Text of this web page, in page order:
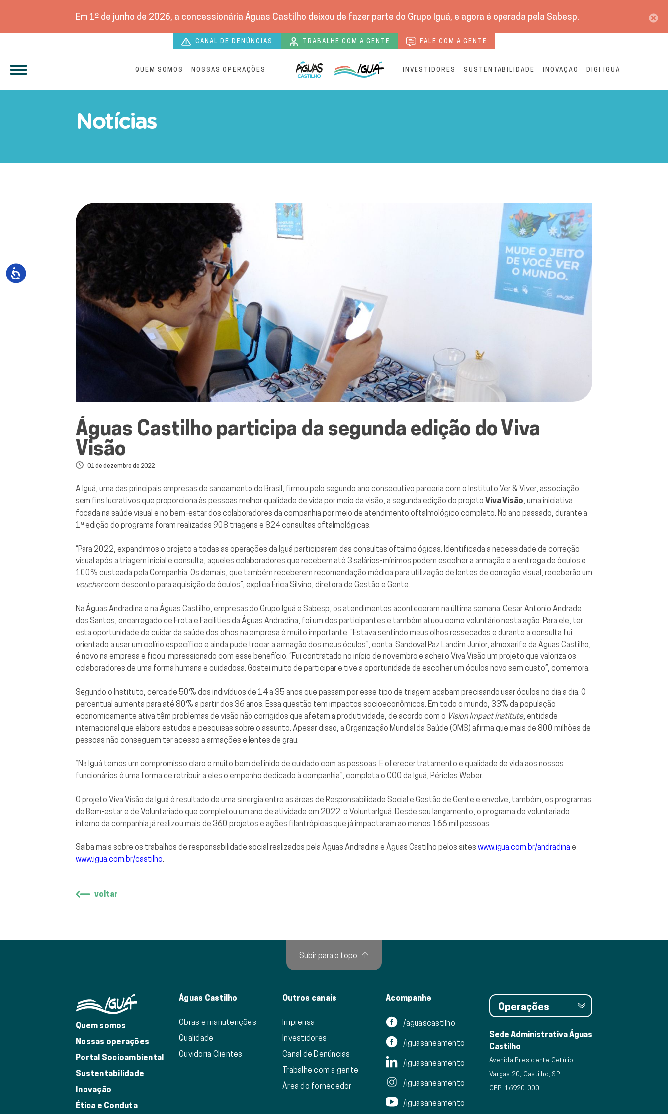
Em 1º de junho de 2026, a concessionária Águas Castilho deixou de fazer parte do Grupo Iguá, e agora é operada pela Sabesp.
CANAL DE DENÚNCIAS TRABALHE COM A GENTE FALE COM A GENTE
QUEM SOMOS NOSSAS OPERAÇÕES INVESTIDORES SUSTENTABILIDADE INOVAÇÃO DIGI IGUÁ
Águas Castilho participa da segunda edição do Viva Visão |
Notícias
Águas Castilho participa da segunda edição do Viva
Visão
01 de dezembro de 2022
A Iguá, uma das principais empresas de saneamento do Brasil, firmou pelo segundo ano consecutivo parceria com o Instituto Ver & Viver, associação
sem fins lucrativos que proporciona às pessoas melhor qualidade de vida por meio da visão, a segunda edição do projeto Viva Visão , uma iniciativa
focada na saúde visual e no bem-estar dos colaboradores da companhia por meio de atendimento oftalmológico completo. No ano passado, durante a
1ª edição do programa foram realizadas 908 triagens e 824 consultas oftalmológicas.
“Para 2022, expandimos o projeto a todas as operações da Iguá participarem das consultas oftalmológicas. Identificada a necessidade de correção
visual após a triagem inicial e consulta, aqueles colaboradores que recebem até 3 salários-mínimos podem escolher a armação e a entrega de óculos é
100% custeada pela Companhia. Os demais, que também receberem recomendação médica para utilização de lentes de correção visual, receberão um
vouchercom desconto para aquisição de óculos”, explica Érica Silvino, diretora de Gestão e Gente.
Na Águas Andradina e na Águas Castilho, empresas do Grupo Iguá e Sabesp , os atendimentos aconteceram na última semana. Cesar Antonio Andrade
dos Santos, encarregado de Frota e Facilities da Águas Andradina, foi um dos participantes e também atuou como voluntário nesta ação. Para ele, ter
esta oportunidade de cuidar da saúde dos olhos na empresa é muito importante. “Estava sentindo meus olhos ressecados e durante a consulta fui
orientado a usar um colírio específico e ainda pude trocar a armação dos meus óculos”, conta. Sandoval Paz Landim Junior, almoxarife da Águas Castilho,
é novo na empresa e ficou impressionado com esse benefício. “Fui contratado no início de novembro e achei o Viva Visão um projeto que valoriza os
colaboradores de uma forma humana e cuidadosa. Gostei muito de participar e tive a oportunidade de escolher um óculos novo sem custo”, comemora.
Segundo o Instituto, cerca de 50% dos indivíduos de 14 a 35 anos que passam por esse tipo de triagem acabam precisando usar óculos no dia a dia. O
percentual aumenta para até 80% a partir dos 36 anos. Essa questão tem impactos socioeconômicos. Em todo o mundo, 33% da população
economicamente ativa têm problemas de visão não corrigidos que afetam a produtividade, de acordo com o Vision Impact Institute, entidade
internacional que elabora estudos e pesquisas sobre o assunto. Apesar disso, a Organização Mundial da Saúde (OMS) afirma que mais de 800 milhões de
pessoas não conseguem ter acesso a armações e lentes de grau.
“Na Iguá temos um compromisso claro e muito bem definido de cuidado com as pessoas. E oferecer tratamento e qualidade de vida aos nossos
funcionários é uma forma de retribuir a eles o empenho dedicado à companhia”, completa o COO da Iguá, Péricles Weber.
O projeto Viva Visão da Iguá é resultado de uma sinergia entre as áreas de Responsabilidade Social e Gestão de Gente e envolve, também, os programas
de Bem-estar e de Voluntariado que completou um ano de atividade em 2022: o VoluntarIguá. Desde seu lançamento, o programa de voluntariado
interno da companhia já realizou mais de 360 projetos e ações filantrópicas que já impactaram ao menos 166 mil pessoas.
Saiba mais sobre os trabalhos de responsabilidade social realizados pela Águas Andradina e Águas Castilho pelos sites www.igua.com.br/andradina e
www.igua.com.br/castilho
voltar
Quem somos
Nossas operações
Portal Socioambiental
Sustentabilidade
Inovação
Ética e Conduta
Águas Castilho
Obras e manutenções
Qualidade
Ouvidoria Clientes
Outros canais
Imprensa
Investidores
Canal de Denúncias
Trabalhe com a gente
Área do fornecedor
Acompanhe
/aguascastilho
/iguasaneamento
/iguasaneamento
/iguasaneamento
/iguasaneamento
Operações
Sede Administrativa Águas
Castilho
Avenida Presidente Getúlio
Vargas 20, Castilho, SP
CEP: 16920-000
Subir para o topo ↑